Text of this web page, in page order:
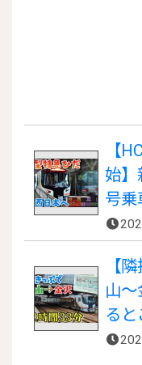
【
始】
号
【
山
る